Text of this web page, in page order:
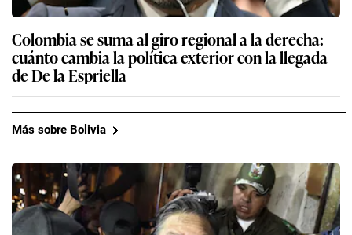
Colombia se suma al giro regional a la derecha:
cuánto cambia la política exterior con la llegada
de De la Espriella
Más sobre Bolivia